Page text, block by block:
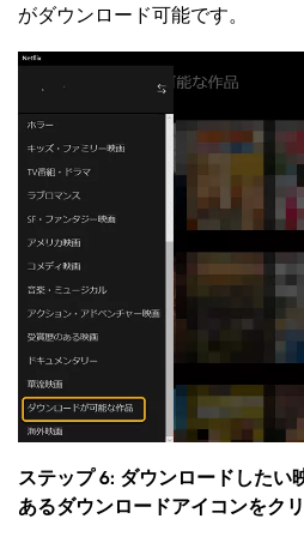
がダウンロード可能です。
ステップ 6: ダウンロードしたい
あるダウンロードアイコンをクリ